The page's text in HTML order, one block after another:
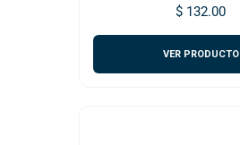
$ 132.00
VER PRODUCTO